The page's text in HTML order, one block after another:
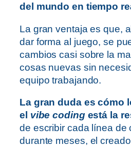
del mundo en tiempo
La gran ventaja es que,
dar forma al juego, se
cambios casi sobre la
cosas nuevas sin
equipo trabajando.
La gran duda es cómo
el vibe coding está la
de escribir cada línea de
durante meses, el